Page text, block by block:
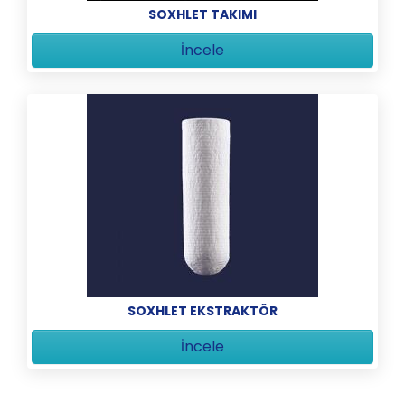
SOXHLET TAKIMI
İncele
SOXHLET EKSTRAKTÖR
İncele